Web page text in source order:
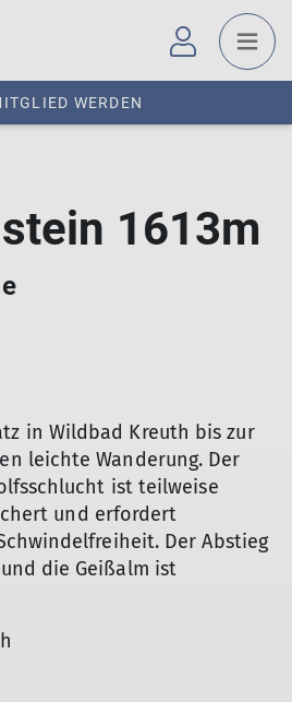
WERDEN
1613m
in Wildbad Kreuth bis zur
leichte Wanderung. Der
ist teilweise
und erfordert
Der Abstieg
die Geißalm ist